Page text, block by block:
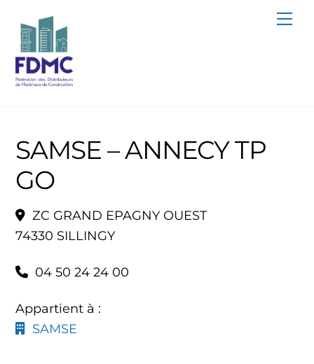
content
SAMSE – ANNECY TP
GO
ZC GRAND EPAGNY OUEST
74330 SILLINGY
04 50 24 24 00
Appartient à :
SAMSE